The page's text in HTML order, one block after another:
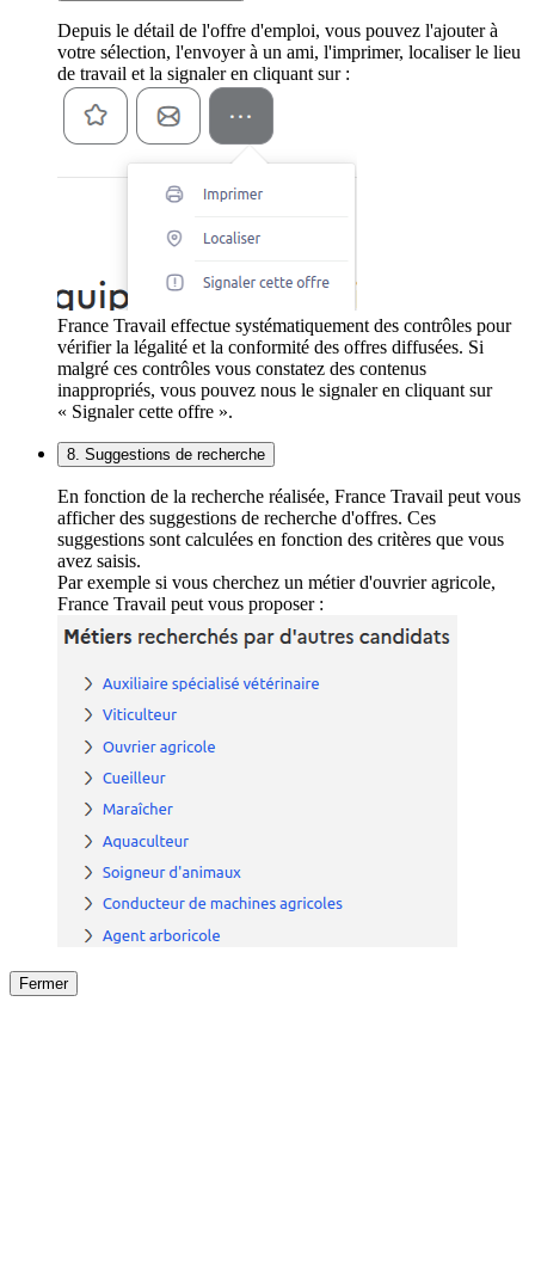
Depuis le détail de l'offre d'emploi, vous pouvez l'ajouter à
votre sélection, l'envoyer à un ami, l'imprimer, localiser le lieu
de travail et la signaler en cliquant sur :
France Travail effectue systématiquement des contrôles pour
vérifier la légalité et la conformité des offres diffusées. Si
malgré ces contrôles vous constatez des contenus
inappropriés, vous pouvez nous le signaler en cliquant sur
« Signaler cette offre ».
8. Suggestions de recherche
En fonction de la recherche réalisée, France Travail peut vous
afficher des suggestions de recherche d'offres. Ces
suggestions sont calculées en fonction des critères que vous
avez saisis.
Par exemple si vous cherchez un métier d'ouvrier agricole,
France Travail peut vous proposer :
Fermer